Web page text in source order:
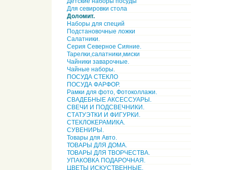
Для севировки стола
Доломит.
Наборы для специй
Подстановочные ложки
Салатники.
Серия Северное Сияние.
Тарелки,салатники,миски
Чайники заварочные.
Чайные наборы.
ПОСУДА СТЕКЛО
ПОСУДА ФАРФОР.
Рамки для фото, Фотоколлажи.
СВАДЕБНЫЕ АКСЕССУАРЫ.
СВЕЧИ И ПОДСВЕЧНИКИ.
СТАТУЭТКИ И ФИГУРКИ.
СТЕКЛОКЕРАМИКА.
СУВЕНИРЫ.
Товары для Авто.
ТОВАРЫ ДЛЯ ДОМА.
ТОВАРЫ ДЛЯ ТВОРЧЕСТВА.
УПАКОВКА ПОДАРОЧНАЯ.
ЦВЕТЫ ИСКУСТВЕННЫЕ.